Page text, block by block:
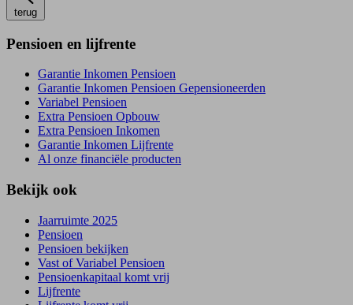
terug
Pensioen en lijfrente
Garantie Inkomen Pensioen
Garantie Inkomen Pensioen Gepensioneerden
Variabel Pensioen
Extra Pensioen Opbouw
Extra Pensioen Inkomen
Garantie Inkomen Lijfrente
Al onze financiële producten
Bekijk ook
Jaarruimte 2025
Pensioen
Pensioen bekijken
Vast of Variabel Pensioen
Pensioenkapitaal komt vrij
Lijfrente